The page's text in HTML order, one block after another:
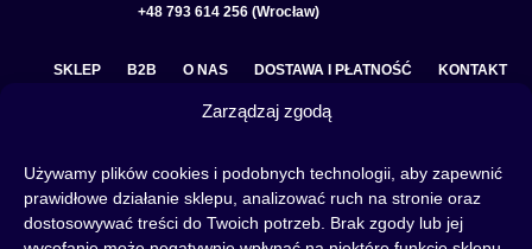
Zarządzaj zgodą
Używamy plików cookies i podobnych technologii, aby zapewnić
prawidłowe działanie sklepu, analizować ruch na stronie oraz
dostosowywać treści do Twoich potrzeb. Brak zgody lub jej
+48 793 614 256 (Wrocław)
SKLEP B2B O NAS DOSTAWA I PŁATNOŚĆ KONTAKT
POLITYKA PRYWATNOŚCI